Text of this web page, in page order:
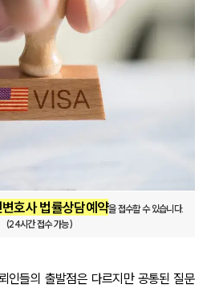
호사 법률상담예약을 접수할 수 있습니다.
(24시간 접수 가능)
인들의 출발점은 다르지만 공통된 질문